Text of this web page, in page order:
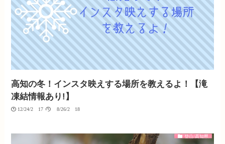
高知の冬！インスタ映えする場所を教えるよ！【滝
凍結情報あり!】
12/24/2017 08/26/2018
登山/高知県